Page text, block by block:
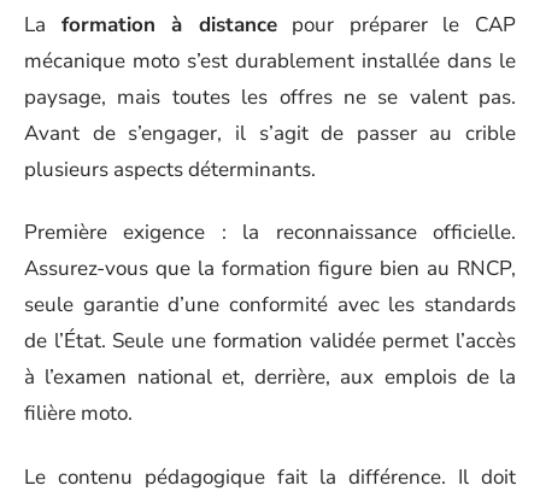
La formation à distancepour préparer le CAP
mécanique moto s’est durablement installée dans le
paysage, mais toutes les offres ne se valent pas.
Avant de s’engager, il s’agit de passer au crible
plusieurs aspects déterminants.
Première exigence : la reconnaissance officielle.
Assurez-vous que la formation figure bien au RNCP,
seule garantie d’une conformité avec les standards
de l’État. Seule une formation validée permet l’accès
à l’examen national et, derrière, aux emplois de la
filière moto.
Le contenu pédagogique fait la différence. Il doit